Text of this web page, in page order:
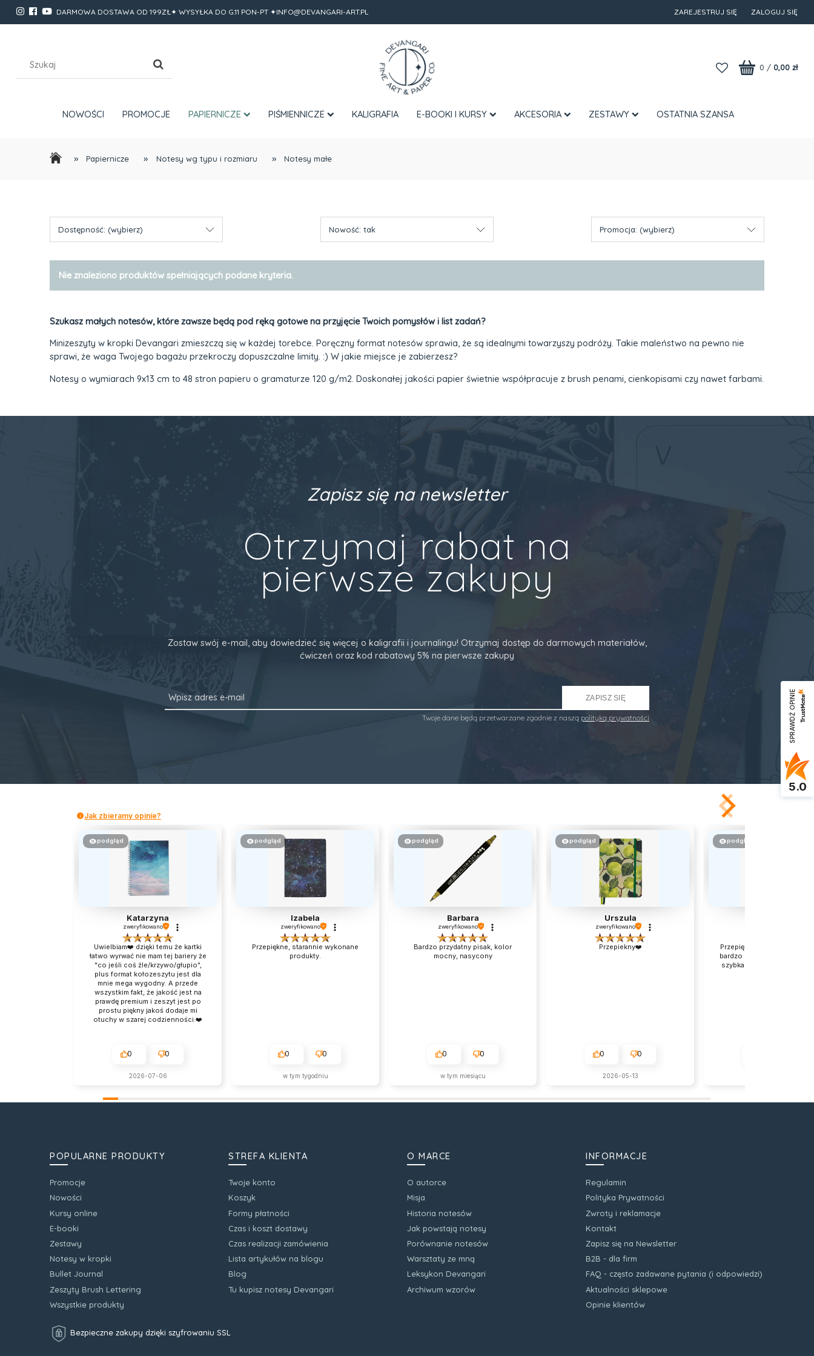
DARMOWA DOSTAWA OD 199ZŁ✦ WYSYŁKA DO G.11 PON-PT ✦INFO@DEVANGARI-ART.PL ZAREJESTRUJ SIĘ ZALOGUJ SIĘ
0 / 0,00 zł
NOWOŚCI PROMOCJE PAPIERNICZE PIŚMIENNICZE KALIGRAFIA E-BOOKI I KURSY AKCESORIA ZESTAWY OSTATNIA SZANSA
» Papiernicze » Notesy wg typu i rozmiaru » Notesy małe
Dostępność: (wybierz) Nowość: tak Promocja: (wybierz)
Nie znaleziono produktów spełniających podane kryteria.
Szukasz małych notesów, które zawsze będą pod ręką gotowe na przyjęcie Twoich pomysłów i list zadań?
Minizeszyty w kropki Devangari zmieszczą się w każdej torebce. Poręczny format notesów sprawia, że są idealnymi towarzyszy podróży. Takie maleństwo na pewno nie
sprawi, że waga Twojego bagażu przekroczy dopuszczalne limity. :) W jakie miejsce je zabierzesz?
Notesy o wymiarach 9x13 cm to 48 stron papieru o gramaturze 120 g/m2. Doskonałej jakości papier świetnie współpracuje z brush penami, cienkopisami czy nawet farbami.
Zapisz się na newsletter
Otrzymaj rabat na
pierwsze zakupy
Zostaw swój e-mail, aby dowiedzieć się więcej o kaligrafii i journalingu! Otrzymaj dostęp do darmowych materiałów,
ćwiczeń oraz kod rabatowy 5% na pierwsze zakupy
ZAPISZ SIĘ
Twoje dane będą przetwarzane zgodnie z naszą polityką prywatności
Jak zbieramy opinie?
podgląd
Katarzyna
zweryfikowano
Uwielbiam❤️ dzięki temu że kartki
łatwo wyrwać nie mam tej bariery że
"co jeśli coś źle/krzywo/głupio",
plus format kołozeszytu jest dla
mnie mega wygodny. A przede
wszystkim fakt, że jakość jest na
prawdę premium i zeszyt jest po
prostu piękny jakoś dodaje mi
otuchy w szarej codzienności.❤️
0 0
2026-07-06
podgląd
Izabela
zweryfikowano
Przepiękne, starannie wykonane
produkty.
0 0
w tym tygodniu
podgląd
Barbara
zweryfikowano
Bardzo przydatny pisak, kolor
mocny, nasycony
0 0
w tym miesiącu
podgląd
Urszula
zweryfikowano
Przepiekny❤️
0 0
2026-05-13
podgląd
Przepiękny produkt, jakość
bardzo dobra, pięknie
szybka wysyłka. Polecam z
POPULARNE PRODUKTY
Promocje
Nowości
Kursy online
E-booki
Zestawy
Notesy w kropki
Bullet Journal
Zeszyty Brush Lettering
Wszystkie produkty
STREFA KLIENTA
Twoje konto
Koszyk
Formy płatności
Czas i koszt dostawy
Czas realizacji zamówienia
Lista artykułów na blogu
Blog
Tu kupisz notesy Devangari
O MARCE
O autorce
Misja
Historia notesów
Jak powstają notesy
Porównanie notesów
Warsztaty ze mną
Leksykon Devangari
Archiwum wzorów
INFORMACJE
Regulamin
Polityka Prywatności
Zwroty i reklamacje
Kontakt
Zapisz się na Newsletter
B2B - dla firm
FAQ - często zadawane pytania (i odpowiedzi)
Aktualności sklepowe
Opinie klientów
Bezpieczne zakupy dzięki szyfrowaniu SSL
SPRAWDŹ OPINIE
5.0